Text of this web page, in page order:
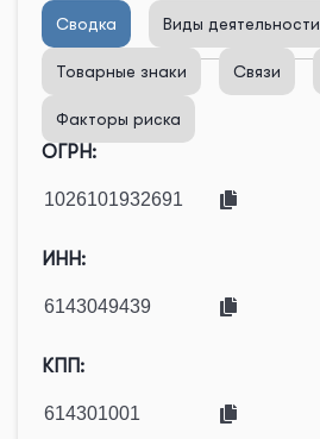
Сводка Виды деятельности
Товарные знаки Связи
Факторы риска
ОГРН:
ИНН:
КПП: